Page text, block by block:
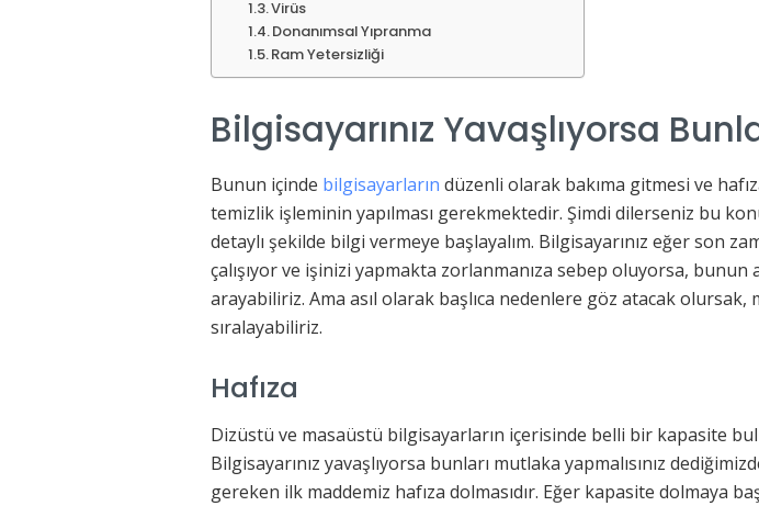
Virüs
Donanımsal Yıpranma
Ram Yetersizliği
Bilgisayarınız Yavaşlıyorsa
Bunun içinde bilgisayarların düzenli olarak bakıma gitmesi ve
temizlik işleminin yapılması gerekmektedir. Şimdi dilerseniz bu
detaylı şekilde bilgi vermeye başlayalım. Bilgisayarınız eğer son
çalışıyor ve işinizi yapmakta zorlanmanıza sebep oluyorsa, bunun
arayabiliriz. Ama asıl olarak başlıca nedenlere göz atacak olursak,
sıralayabiliriz.
Hafıza
Dizüstü ve masaüstü bilgisayarların içerisinde belli bir kapasite
Bilgisayarınız yavaşlıyorsa bunları mutlaka yapmalısınız
gereken ilk maddemiz hafıza dolmasıdır. Eğer kapasite dolmaya